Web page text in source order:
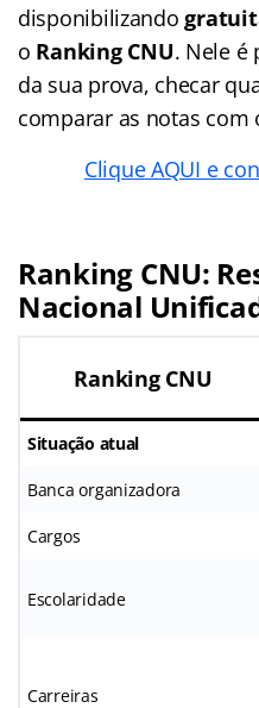
disponibilizando
o Ranking CNU. Nele é
da sua prova, checar
comparar as notas com
Clique AQUI e
Ranking CNU:
Nacional
Ranking CNU
Situação atual
Banca organizadora
Cargos
Escolaridade
Carreiras